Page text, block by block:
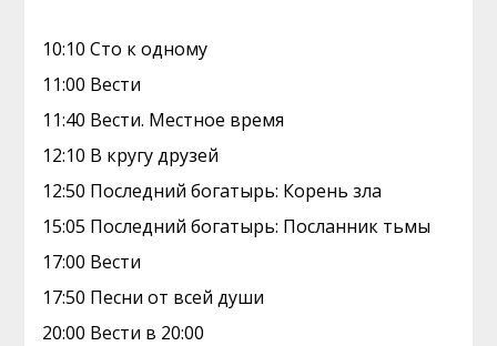
10:10 Сто к одному
11:00 Вести
11:40 Вести. Местное время
12:10 В кругу друзей
12:50 Последний богатырь: Корень зла
15:05 Последний богатырь: Посланник тьмы
17:00 Вести
17:50 Песни от всей души
20:00 Вести в 20:00